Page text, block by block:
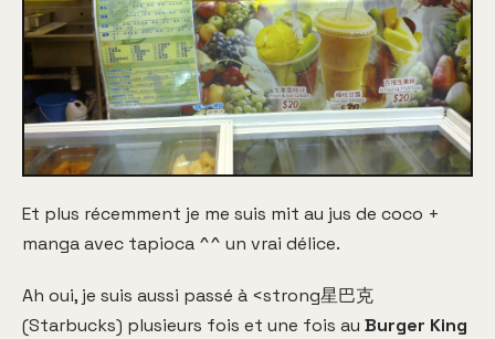
Et plus récemment je me suis mit au jus de coco +
manga avec tapioca ^^ un vrai délice.
Ah oui, je suis aussi passé à <strong星巴克
(Starbucks) plusieurs fois et une fois au Burger King